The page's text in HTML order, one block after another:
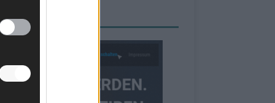
BEI UNS!